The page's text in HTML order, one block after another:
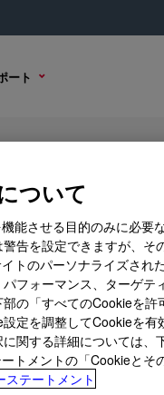
ート
Sealant
購入オプション
ついて
能させる目的のみに必要
告を設定できますが、そ
トのパーソナライズされ
フォーマンス、ターゲテ
の「すべてのCookieを
定を調整してCookieを有
関する詳細については、
トメントの「Cookieとそ
ステートメント